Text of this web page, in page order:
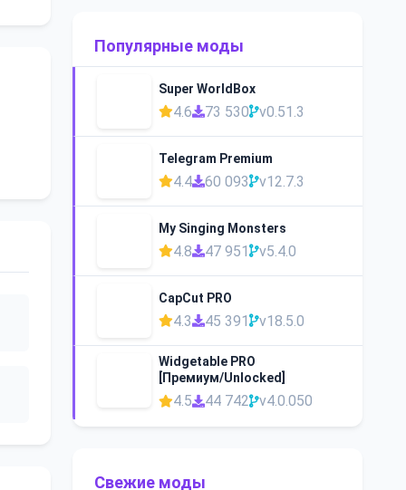
Популярные моды
Super WorldBox
4.6 73 530 v0.51.3
Telegram Premium
4.4 60 093 v12.7.3
My Singing Monsters
4.8 47 951 v5.4.0
CapCut PRO
4.3 45 391 v18.5.0
Widgetable PRO
[Премиум/Unlocked]
4.5 44 742 v4.0.050
Свежие моды